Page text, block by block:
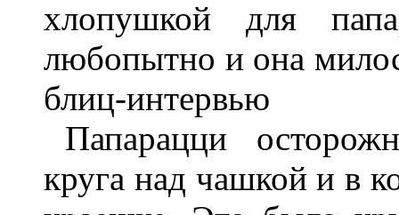
хлопушкой для
любопытно и она
блиц-интервью
Папарацци
круга над чашкой и в